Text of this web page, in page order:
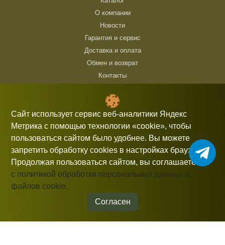
О компании
Новости
Гарантия и сервис
Доставка и оплата
Обмен и возврат
Контакты
10:00 — 21:00 без выходных
gorbushka-moscow@yandex.ru
Информация, представленная на сайте, не является публичной
офертой.
© 2026 gorbushka-moscow
Разработка сайта
Сайт использует сервис веб-аналитики Яндекс
Метрика с помощью технологии «cookie», чтобы
пользоваться сайтом было удобнее. Вы можете
запретить обработку cookies в настройках браузера.
Продолжая пользоваться сайтом, вы соглашаетесь
с политикой обработки персональных данных и
файлов cookie.
Согласен